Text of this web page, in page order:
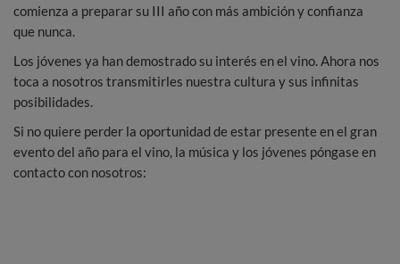
comienza a preparar su III año con más ambición y confianza
que nunca.
Los jóvenes ya han demostrado su interés en el vino. Ahora nos
toca a nosotros transmitirles nuestra cultura y sus infinitas
posibilidades.
Si no quiere perder la oportunidad de estar presente en el gran
evento del año para el vino, la música y los jóvenes póngase en
contacto con nosotros: